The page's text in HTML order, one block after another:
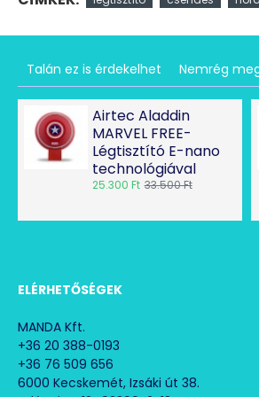
Talán ez is érdekelhet Nemrég
Airtec Aladdin
MARVEL FREE-
Légtisztító E-nano
technológiával
25.300 Ft 33.500 Ft
ELÉRHETŐSÉGEK
MANDA Kft.
+36 20 388-0193
+36 76 509 656
6000 Kecskemét, Izsáki út 38.